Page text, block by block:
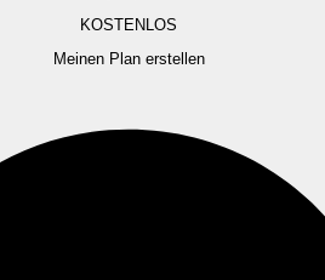
KOSTENLOS
Meinen Plan erstellen